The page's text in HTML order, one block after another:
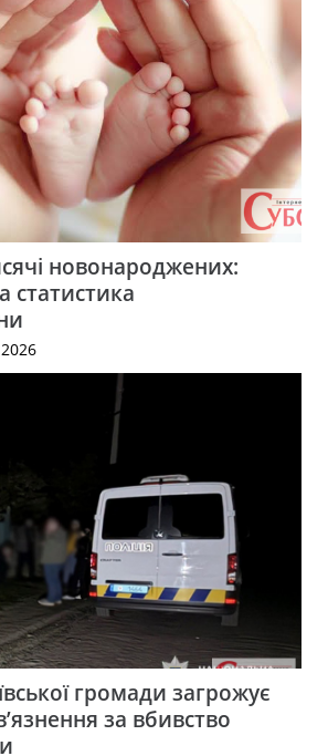
новонароджених:
статистика
громади загрожує
за вбивство